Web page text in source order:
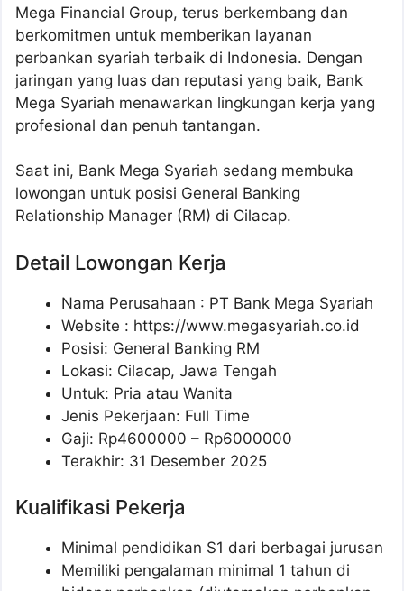
Mega Financial Group, terus berkembang dan
berkomitmen untuk memberikan layanan
perbankan syariah terbaik di Indonesia. Dengan
jaringan yang luas dan reputasi yang baik, Bank
Mega Syariah menawarkan lingkungan kerja yang
profesional dan penuh tantangan.
Saat ini, Bank Mega Syariah sedang membuka
lowongan untuk posisi General Banking
Relationship Manager (RM) di Cilacap.
Detail Lowongan Kerja
Nama Perusahaan : PT Bank Mega Syariah
Website : https://www.megasyariah.co.id
Posisi: General Banking RM
Lokasi: Cilacap, Jawa Tengah
Untuk: Pria atau Wanita
Jenis Pekerjaan: Full Time
Gaji: Rp4600000 – Rp6000000
Terakhir: 31 Desember 2025
Kualifikasi Pekerja
Minimal pendidikan S1 dari berbagai jurusan
Memiliki pengalaman minimal 1 tahun di